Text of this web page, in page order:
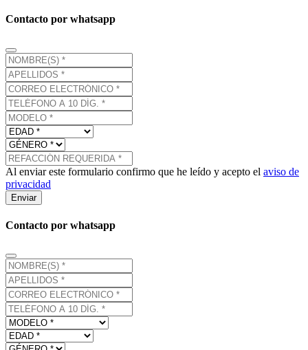
Contacto por whatsapp
Al enviar este formulario confirmo que he leído y acepto el aviso de
privacidad
Enviar
Contacto por whatsapp